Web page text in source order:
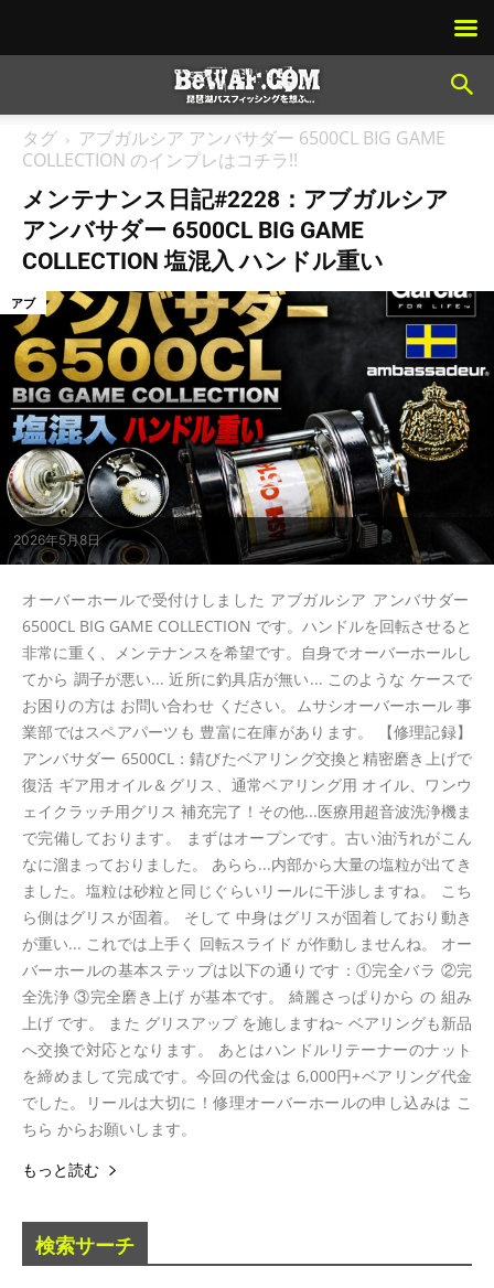
タグ
アブガルシア アンバサダー 6500CL BIG GAME
COLLECTION のインプレはコチラ!!
メンテナンス日記#2228：アブガルシア
アンバサダー 6500CL BIG GAME
COLLECTION 塩混入 ハンドル重い
2026年5月8日
アブ
オーバーホールで受付けしました アブガルシア アンバサダー
6500CL BIG GAME COLLECTION です。ハンドルを回転させると
非常に重く、メンテナンスを希望です。自身でオーバーホールし
てから 調子が悪い... 近所に釣具店が無い... このような ケースで
お困りの方は お問い合わせ ください。ムサシオーバーホール 事
業部ではスペアパーツも 豊富に在庫があります。 【修理記録】
アンバサダー 6500CL：錆びたベアリング交換と精密磨き上げで
復活 ギア用オイル＆グリス、通常ベアリング用 オイル、ワンウ
ェイクラッチ用グリス 補充完了！その他...医療用超音波洗浄機ま
で完備しております。 まずはオープンです。古い油汚れがこん
なに溜まっておりました。 あらら...内部から大量の塩粒が出てき
ました。塩粒は砂粒と同じぐらいリールに干渉しますね。 こち
ら側はグリスが固着。 そして 中身はグリスが固着しており動き
が重い... これでは上手く 回転スライド が作動しませんね。 オー
バーホールの基本ステップは以下の通りです：①完全バラ ②完
全洗浄 ③完全磨き上げ が基本です。 綺麗さっぱりから の 組み
上げ です。 また グリスアップ を施しますね~ ベアリングも新品
へ交換で対応となります。 あとはハンドルリテーナーのナット
を締めまして完成です。今回の代金は 6,000円+ベアリング代金
でした。リールは大切に！修理オーバーホールの申し込みは こ
ちら からお願いします。
もっと読む
検索サーチ